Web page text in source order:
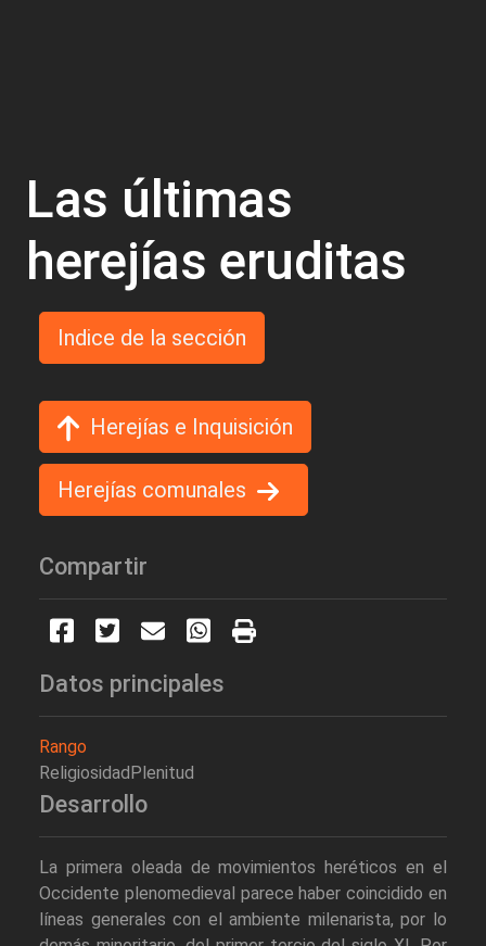
Las últimas
herejías eruditas
Indice de la sección
Herejías e Inquisición
Herejías comunales
Compartir
Datos principales
Rango
ReligiosidadPlenitud
Desarrollo
La primera oleada de movimientos heréticos en el
Occidente plenomedieval parece haber coincidido en
líneas generales con el ambiente milenarista, por lo